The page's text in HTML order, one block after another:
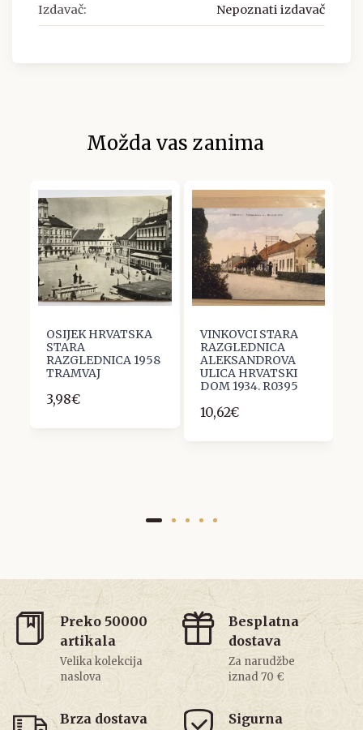
Izdavač: Nepoznati izdavač
Možda vas zanima
OSIJEK HRVATSKA
STARA
RAZGLEDNICA 1958
TRAMVAJ
3,98€
VINKOVCI STARA
RAZGLEDNICA
ALEKSANDROVA
ULICA HRVATSKI
DOM 1934. R0395
10,62€
Preko 50000
artikala
Velika kolekcija
naslova
Besplatna
dostava
Za narudžbe
iznad 70 €
Brza dostava
Sigurna